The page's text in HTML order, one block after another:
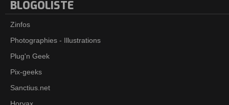
BLOGOLISTE
Zinfos
Photographies - Illustrations
Plug'n Geek
Pix-geeks
Sanctius.net